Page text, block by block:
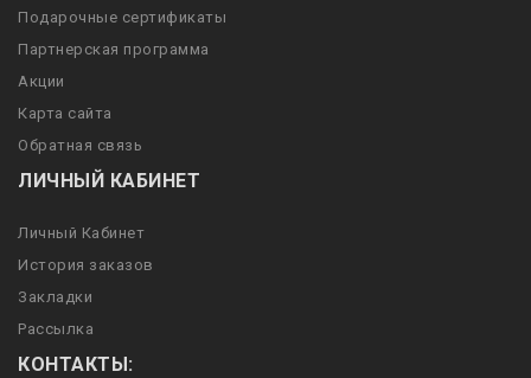
Подарочные сертификаты
Партнерская программа
Акции
Карта сайта
Обратная связь
ЛИЧНЫЙ КАБИНЕТ
Личный Кабинет
История заказов
Закладки
Рассылка
КОНТАКТЫ: